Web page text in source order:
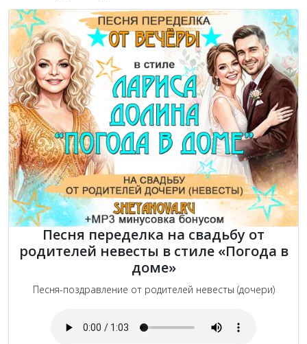
Песня переделка на свадьбу от
родителей невесты в стиле «Погода в
доме»
Песня-поздравление от родителей невесты (дочери)